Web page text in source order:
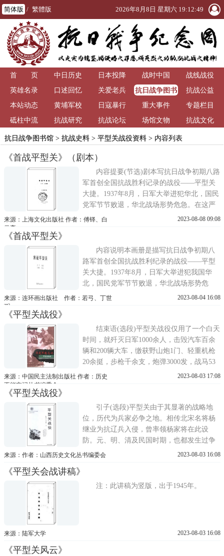
简体版 / 繁體版 2026年8月8日 星期六 19:12:49
首 页 中日历史 日本投降 战时中国
战线战役
英雄名录
口述回忆 关爱老兵
抗日战争图书
馆
抗战公益
本站动态
黄埔军校 日寇暴行 重大事件
专题栏目
砥柱中流
抗战研究 抗战论坛 场馆文物 抗战文化
抗日战争图书馆> 抗战史料> 平型关战役资料> 内容列表
《首战平型关》（剧本）
内容提要(节选)剧本写抗日战争初期八路
军首创全国抗战胜利记录的战役——平型关
大捷。1937年8月，日军大举进犯华北，国民
党军节节败退，华北战场形势危急。在这严
重的关头，中共中央决定由林彪同志率领入
圈后，我军居高临下，予以猛击，经过一天
激战，全歼日军
来源：上海文化出版社 作者：傅铎、白
云亭
2023-08-08 09:08
《首战平型关》
内容说明本画册是描写抗日战争初期八
路军首创全国抗战胜利纪录的战役——平型
关大捷。1937年8月，日军大举进犯我国华
北，国民党军节节败退，华北战场形势危
急。在这严峻的关头，中共中央决定八路军
后，我军居高临下，予以猛击。经过一天激
战，歼灭日军一千余人，
来源：连环画出版社 作者：若弓、丁世
弼
2023-08-04 16:08
《平型关战役》
结束语(选段)平型关战役仅用了一个白天
时间，就歼灭日军1000余人，击毁汽车百余
辆和200辆大车，缴获野山炮1门、轻重机枪
20余挺，步枪千余支，炮弹3000发，战马53
匹，日币30多万及军用地图电台。还有大量
血写下抗战以来第一仗的辉煌篇章，为后人
留下了宝贵的
来源：中国民主法制出版社 作者：历史
不能忘记丛书编委会
2023-08-03 17:08
《平型关战役》
引子(选段)平型关由于其显著的战略地
位，历代为兵家必争之地。相传北宋名将杨
继业为抗辽兵入侵，曾率领杨家将在此设
防。元、明、清及民国时期，也都发生过争
夺平型关的战事。但是，内长城上平型关的
期，中国共产党领导的八路军一一五师，于
来源：作者：山西历史文化丛书编委会 2023-08-03 16:08
《平型关会战讲稿》
注：此讲稿为竖版，出于1945年。
来源：陆军大学 2023-08-03 16:08
《平型关风云》